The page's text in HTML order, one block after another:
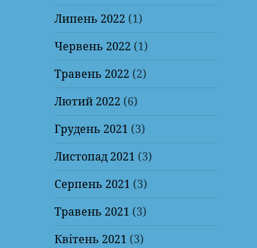
Липень 2022 (1)
Червень 2022 (1)
Травень 2022 (2)
Лютий 2022 (6)
Грудень 2021 (3)
Листопад 2021 (3)
Серпень 2021 (3)
Травень 2021 (3)
Квітень 2021 (3)